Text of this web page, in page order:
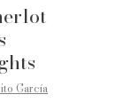
García